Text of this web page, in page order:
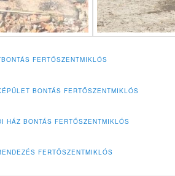
FERTŐSZENTMIKLÓS
BONTÁS FERTŐSZENTMIKLÓS
HÁZ BONTÁS FERTŐSZENTMIKLÓS
FERTŐSZENTMIKLÓS